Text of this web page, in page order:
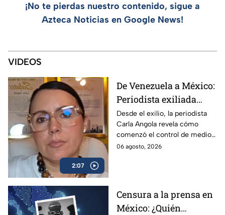
¡No te pierdas nuestro contenido, sigue a
Azteca Noticias en Google News!
VIDEOS
2:07
De Venezuela a México:
Periodista exiliada
alerta sobre los
peligros de censurar a
la prensa
Desde el exilio, la periodista
Carla Angola revela cómo
comenzó el control de medios
en Venezuela y por qué México
06 agosto, 2026
Censura a la prensa en
México: ¿Quién